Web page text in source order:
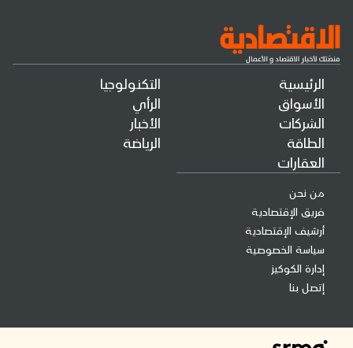
الرئيسية
الأسواق
الشركات
الطاقة
العقارات
التكنولوجيا
الرأي
الأخبار
الرياضة
من نحن
فريق الإقتصادية
أرشيف الإقتصادية
سياسة الخصوصية
إدارة الكوكيز
إتصل بنا